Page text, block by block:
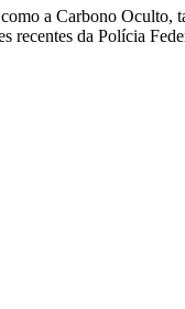
a Carbono Oculto,
da Polícia